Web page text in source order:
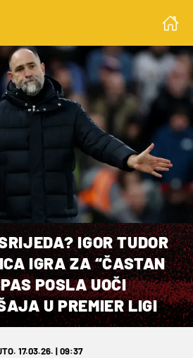
IGOR TUDOR
IGRA ZA “ČASTAN
POSLA UOČI
U PREMIER LIGI
17.03.26. | 09:37